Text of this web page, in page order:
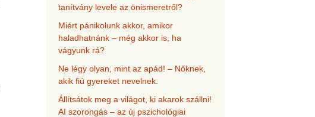
tanítvány levele az önismeretről?
Miért pánikolunk akkor, amikor
haladhatnánk – még akkor is, ha
vágyunk rá?
Ne légy olyan, mint az apád! – Nőknek,
akik fiú gyereket nevelnek.
Állítsátok meg a világot, ki akarok szállni!
AI szorongás – az új pszichológiai